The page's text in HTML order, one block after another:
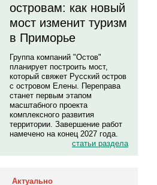
островам: как новый
мост изменит туризм
в Приморье
Группа компаний "Остов"
планирует построить мост,
который свяжет Русский остров
с островом Елены. Переправа
станет первым этапом
масштабного проекта
комплексного развития
территории. Завершение работ
намечено на конец 2027 года.
статьи раздела
Актуально